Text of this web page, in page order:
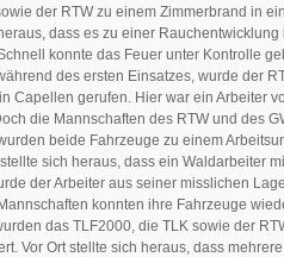
der RTW zu einem Zimmerbrand in
dass es zu einer
konnte das Feuer unter Kontrolle
des ersten Einsatzes, wurde der
Capellen gerufen. Hier war ein Arbeiter
die Mannschaften des RTW und des
beide Fahrzeuge zu einem
sich heraus, dass ein Waldarbeiter
der Arbeiter aus seiner misslichen
konnten ihre Fahrzeuge
das TLF2000, die TLK sowie der
Vor Ort stellte sich heraus, dass